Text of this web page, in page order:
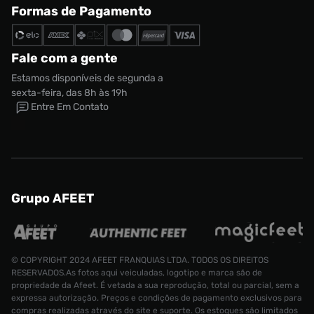
Formas de Pagamento
Fale com a gente
Estamos disponíveis de segunda a
sexta-feira, das 8h às 19h
Entre Em Contato
Grupo AFEET
© COPYRIGHT 2024 AFEET FRANQUIAS LTDA. TODOS OS DIREITOS
RESERVADOS.As fotos aqui veiculadas, logotipo e marca são de
propriedade da Afeet. É vetada a sua reprodução, total ou parcial, sem a
expressa autorização. Preços e condições de pagamento exclusivos para
compras realizadas através do site e suporte. Os estoques são limitados